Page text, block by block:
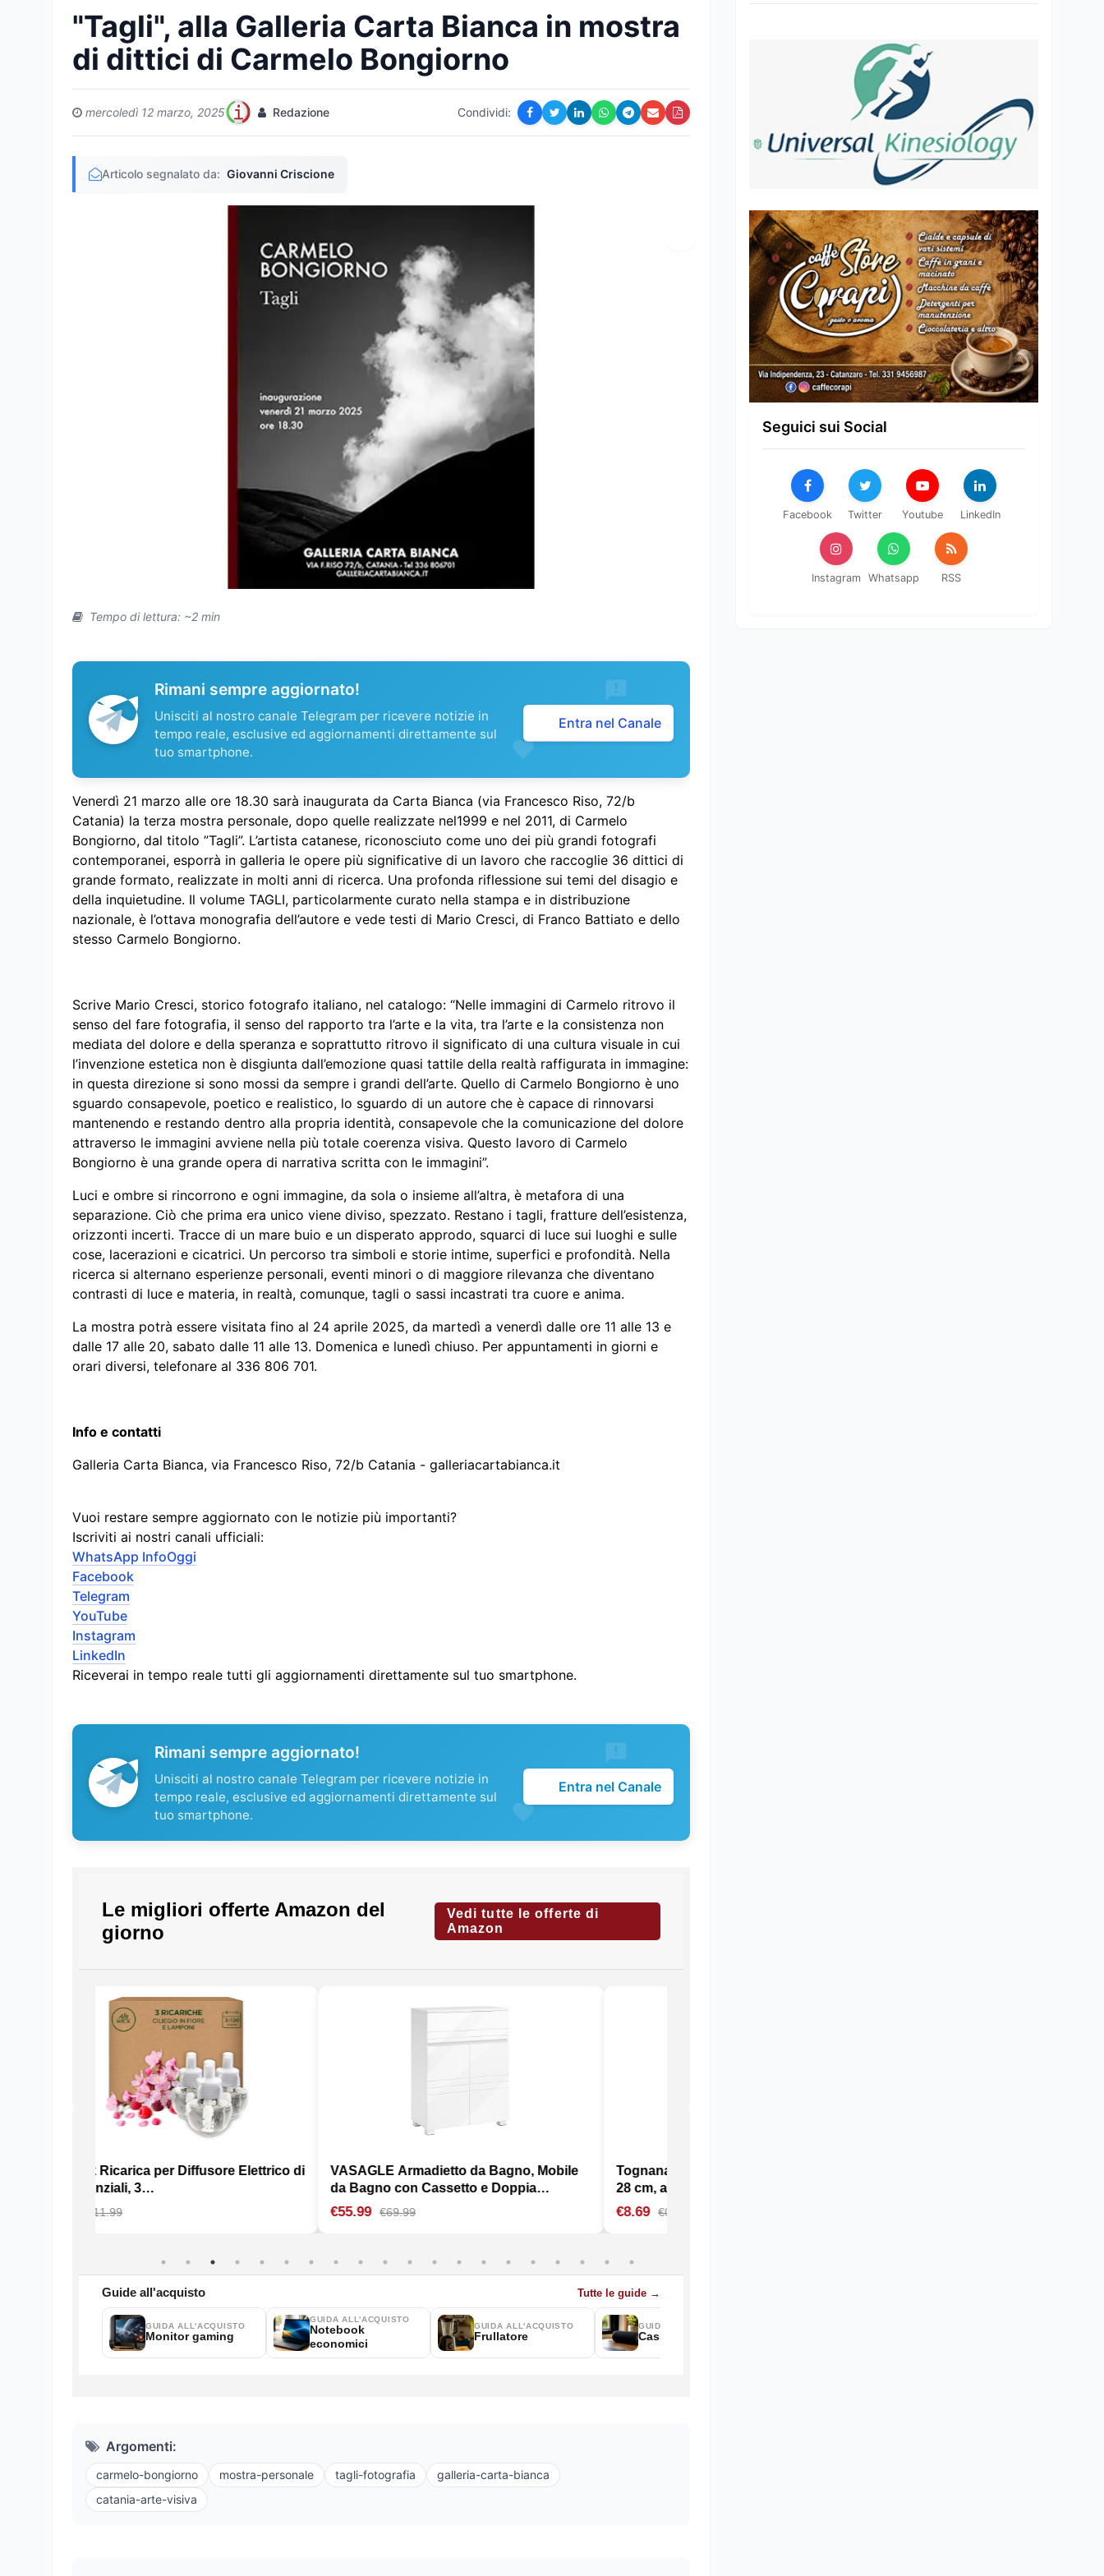
"Tagli", alla Galleria Carta Bianca in mostra
di dittici di Carmelo Bongiorno
mercoledì 12 marzo, 2025 Redazione Condividi:
Articolo segnalato da: Giovanni Criscione
Tempo di lettura: ~2 min
Rimani sempre aggiornato!
Unisciti al nostro canale Telegram per ricevere notizie in
tempo reale, esclusive ed aggiornamenti direttamente sul
tuo smartphone.
Entra nel Canale
Venerdì 21 marzo alle ore 18.30 sarà inaugurata da Carta Bianca (via Francesco Riso, 72/b
Catania) la terza mostra personale, dopo quelle realizzate nel1999 e nel 2011, di Carmelo
Bongiorno, dal titolo ”Tagli”. L’artista catanese, riconosciuto come uno dei più grandi fotografi
contemporanei, esporrà in galleria le opere più significative di un lavoro che raccoglie 36 dittici di
grande formato, realizzate in molti anni di ricerca. Una profonda riflessione sui temi del disagio e
della inquietudine. Il volume TAGLI, particolarmente curato nella stampa e in distribuzione
nazionale, è l’ottava monografia dell’autore e vede testi di Mario Cresci, di Franco Battiato e dello
stesso Carmelo Bongiorno.
Scrive Mario Cresci, storico fotografo italiano, nel catalogo: “Nelle immagini di Carmelo ritrovo il
senso del fare fotografia, il senso del rapporto tra l’arte e la vita, tra l’arte e la consistenza non
mediata del dolore e della speranza e soprattutto ritrovo il significato di una cultura visuale in cui
l’invenzione estetica non è disgiunta dall’emozione quasi tattile della realtà raffigurata in immagine:
in questa direzione si sono mossi da sempre i grandi dell’arte. Quello di Carmelo Bongiorno è uno
sguardo consapevole, poetico e realistico, lo sguardo di un autore che è capace di rinnovarsi
mantenendo e restando dentro alla propria identità, consapevole che la comunicazione del dolore
attraverso le immagini avviene nella più totale coerenza visiva. Questo lavoro di Carmelo
Bongiorno è una grande opera di narrativa scritta con le immagini”.
Luci e ombre si rincorrono e ogni immagine, da sola o insieme all’altra, è metafora di una
separazione. Ciò che prima era unico viene diviso, spezzato. Restano i tagli, fratture dell’esistenza,
orizzonti incerti. Tracce di un mare buio e un disperato approdo, squarci di luce sui luoghi e sulle
cose, lacerazioni e cicatrici. Un percorso tra simboli e storie intime, superfici e profondità. Nella
ricerca si alternano esperienze personali, eventi minori o di maggiore rilevanza che diventano
contrasti di luce e materia, in realtà, comunque, tagli o sassi incastrati tra cuore e anima.
La mostra potrà essere visitata fino al 24 aprile 2025, da martedì a venerdì dalle ore 11 alle 13 e
dalle 17 alle 20, sabato dalle 11 alle 13. Domenica e lunedì chiuso. Per appuntamenti in giorni e
orari diversi, telefonare al 336 806 701.
Info e contatti
Galleria Carta Bianca, via Francesco Riso, 72/b Catania - galleriacartabianca.it
Vuoi restare sempre aggiornato con le notizie più importanti?
Iscriviti ai nostri canali ufficiali:
WhatsApp InfoOggi
Facebook
Telegram
YouTube
Instagram
LinkedIn
Riceverai in tempo reale tutti gli aggiornamenti direttamente sul tuo smartphone.
Rimani sempre aggiornato!
Unisciti al nostro canale Telegram per ricevere notizie in
tempo reale, esclusive ed aggiornamenti direttamente sul
tuo smartphone.
Entra nel Canale
Argomenti:
carmelo-bongiorno mostra-personale tagli-fotografia
galleria-carta-bianca
catania-arte-visiva
Seguici sui Social
Facebook Twitter Youtube LinkedIn
Instagram Whatsapp RSS